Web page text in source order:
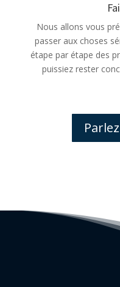
Nous allons vous
passer aux choses
étape par étape des
puissiez rester